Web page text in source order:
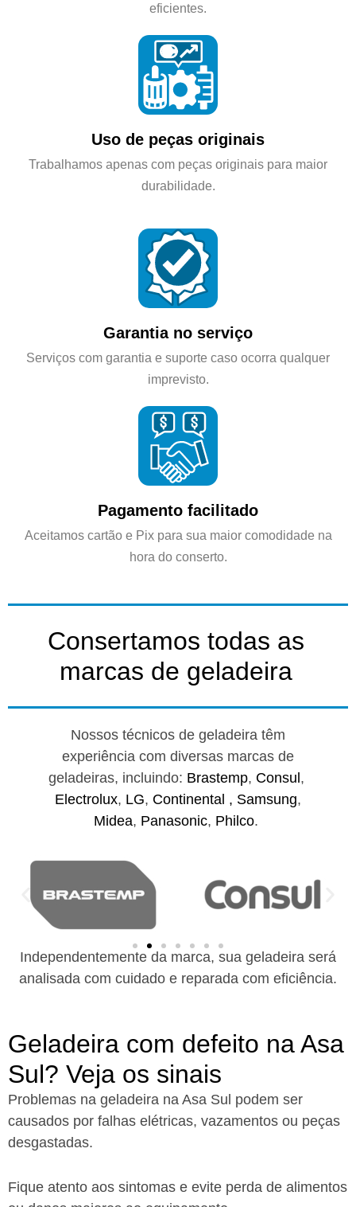
eficientes.
Uso de peças originais
Trabalhamos apenas com peças originais para maior
durabilidade.
Garantia no serviço
Serviços com garantia e suporte caso ocorra qualquer
imprevisto.
Pagamento facilitado
Aceitamos cartão e Pix para sua maior comodidade na
hora do conserto.
Consertamos todas as
marcas de geladeira
Nossos técnicos de geladeira têm
experiência com diversas marcas de
geladeiras, incluindo: Brastemp, Consul ,
Electrolux, LG, Continental , Samsung,
Midea, Panasonic, Philco.
Independentemente da marca, sua geladeira será
analisada com cuidado e reparada com eficiência.
Geladeira com defeito na Asa
Sul? Veja os sinais
Problemas na geladeira na Asa Sul podem ser
causados por falhas elétricas, vazamentos ou peças
desgastadas.
Fique atento aos sintomas e evite perda de alimentos